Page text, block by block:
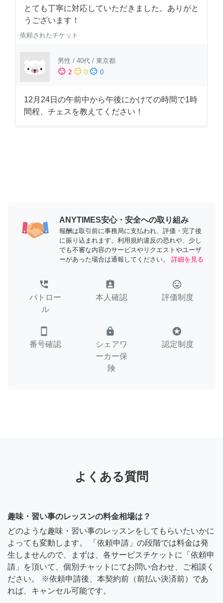
とても丁寧に対応していただきました。ありがと
うございます！
依頼されたチケット
男性 / 40代 / 東京都
sentiment_satisfied 2 sentiment_neutral 0 sentiment_dissatisfied 0
12月24日の午前中から午後にかけての時間で1時
間程、チェスを教えてください！
ANYTIMES安心・安全への取り組み
報酬は取引前に事務局に支払われ、評価・完了後
に振り込まれます。利用規約違反の恐れや、少し
でも不審な内容のサービスやリクエストやユーザ
ーがあった場合は通報してください。
詳細を見る
perm_phone_msg
パトロー
ル
assignment_ind
本人確認
tag_faces
評価制度
smartphone
番号確認
lock
シェアワ
ーカー保
険
stars
認定制度
よくある質問
趣味・習い事のレッスンの料金相場は？
どのような趣味・習い事のレッスンをしてもらいたいかに
よっても変動します。 「依頼申請」の段階では料金は発
生しませんので、まずは、各サービスチケットに「依頼申
請」を頂いて、個別チャットにてお問い合わせ、ご相談く
ださい。 ※依頼申請後、本契約前（前払い決済前）であ
れば、キャンセル可能です。